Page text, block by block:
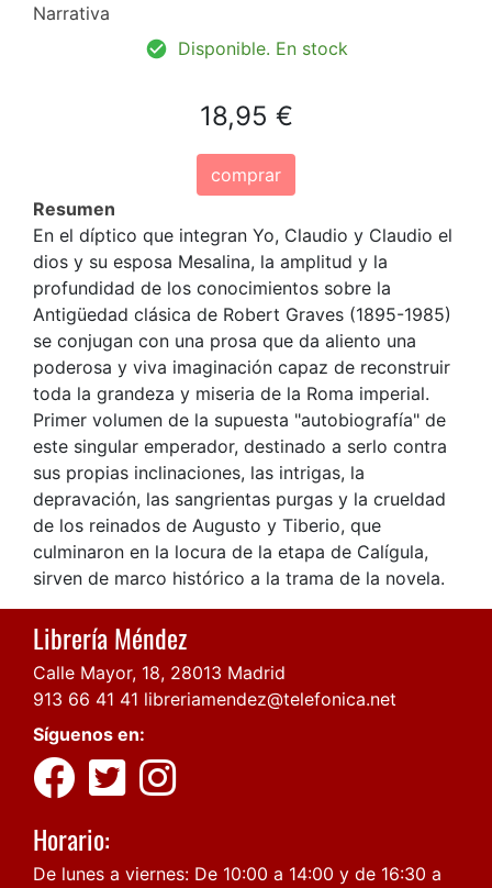
Narrativa
Disponible. En stock
18,95 €
comprar
Resumen
En el díptico que integran Yo, Claudio y Claudio el
dios y su esposa Mesalina, la amplitud y la
profundidad de los conocimientos sobre la
Antigüedad clásica de Robert Graves (1895-1985)
se conjugan con una prosa que da aliento una
poderosa y viva imaginación capaz de reconstruir
toda la grandeza y miseria de la Roma imperial.
Primer volumen de la supuesta "autobiografía" de
este singular emperador, destinado a serlo contra
sus propias inclinaciones, las intrigas, la
depravación, las sangrientas purgas y la crueldad
de los reinados de Augusto y Tiberio, que
culminaron en la locura de la etapa de Calígula,
sirven de marco histórico a la trama de la novela.
Librería Méndez
Calle Mayor, 18, 28013 Madrid
913 66 41 41 libreriamendez@telefonica.net
Síguenos en:
Horario:
De lunes a viernes: De 10:00 a 14:00 y de 16:30 a